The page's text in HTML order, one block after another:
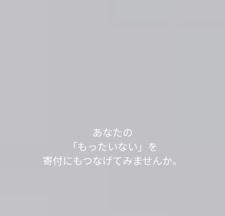
「もったいない」が
世界の
「ありがとう」につながっています。
不用品を送って1,000L分、SNSシェアで100L分の
水をきれいにする浄化剤を寄付する
取り組みを実施中です。
あなたの
「もったいない」を
寄付にもつなげてみませんか。
あなたの不用品が世界の人々の役に立っていま
す。
「もったいない運送」は、
身の回りのスッキリが社会貢献につながるサービ
今日も寄付で
見知らぬ誰かの笑顔が
生まれました。
「もったいない」が
世界の
「ありがとう」につながっています。
不用品を送って1,000L分、SNSシェアで100L分の
水をきれいにする浄化剤を寄付する
取り組みを実施中です。